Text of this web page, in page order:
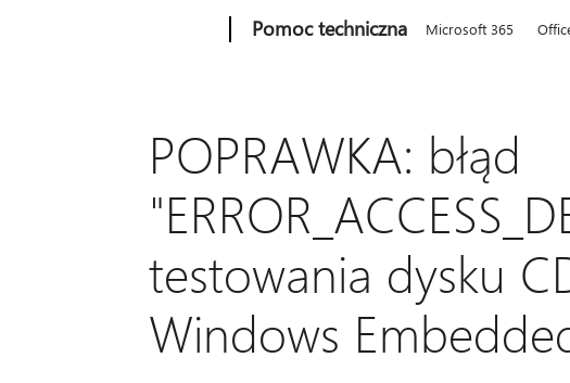
Pomoc techniczna Microsoft 365
POPRAWKA: błąd
testowania dysku
Windows